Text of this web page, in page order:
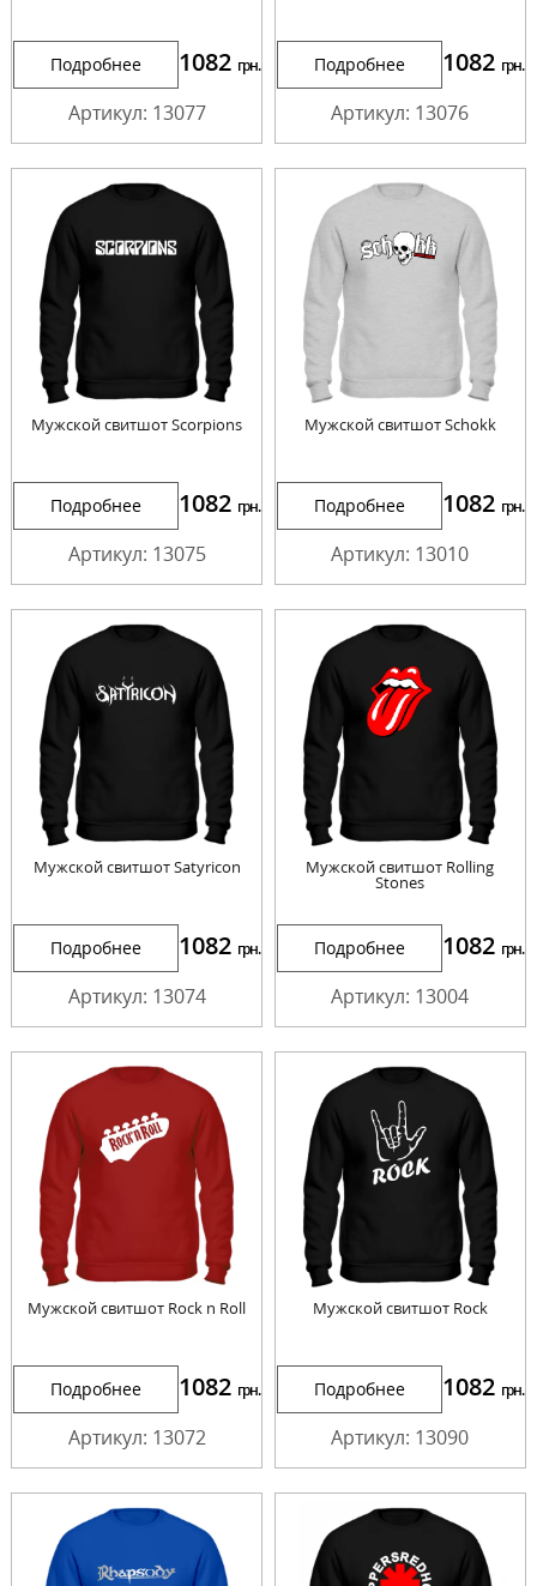
Подробнее 1082 грн.
Артикул: 13077
Подробнее 1082 грн.
Артикул: 13076
Мужской свитшот Scorpions
Подробнее 1082 грн.
Артикул: 13075
Мужской свитшот Schokk
Подробнее 1082 грн.
Артикул: 13010
Мужской свитшот Satyricon
Подробнее 1082 грн.
Артикул: 13074
Мужской свитшот Rolling
Stones
Подробнее 1082 грн.
Артикул: 13004
Мужской свитшот Rock n Roll
Подробнее 1082 грн.
Артикул: 13072
Мужской свитшот Rock
Подробнее 1082 грн.
Артикул: 13090